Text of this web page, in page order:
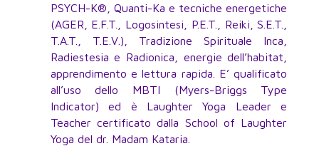
PSYCH-K®, Quanti-Ka e tecniche energetiche
(AGER, E.F.T., Logosintesi, P.E.T., Reiki, S.E.T.,
T.A.T., T.E.V.), Tradizione Spirituale Inca,
Radiestesia e Radionica, energie dell’habitat,
apprendimento e lettura rapida. E’ qualificato
all’uso dello MBTI (Myers-Briggs Type
Indicator) ed è Laughter Yoga Leader e
Teacher certificato dalla School of Laughter
Yoga del dr. Madam Kataria.